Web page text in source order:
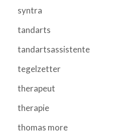
syntra
tandarts
tandartsassistente
tegelzetter
therapeut
therapie
thomas more